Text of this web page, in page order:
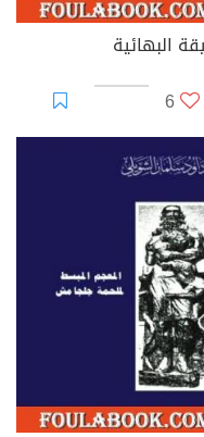
البهائية
6